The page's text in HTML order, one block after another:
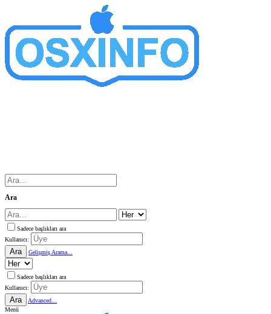
Ara
Sadece başlıkları ara
Kullanıcı:
Ara Gelişmiş Arama...
Sadece başlıkları ara
Kullanıcı:
Ara
Advanced...
Menü